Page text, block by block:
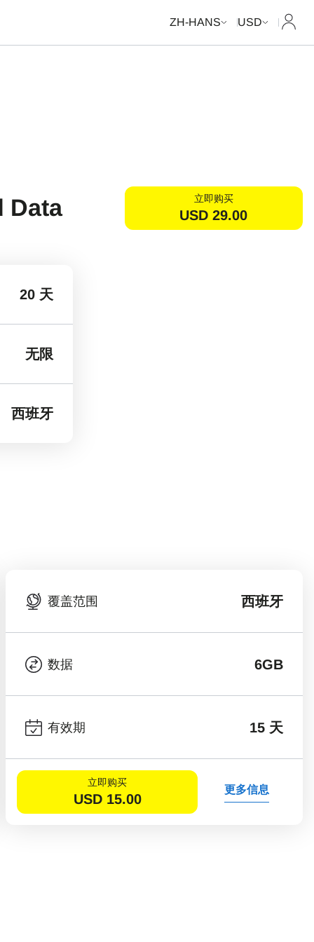
ZH-HANS USD 我的
Data 立即购买
USD 29.00
20 天
无限
西班牙
覆盖范围 西班牙
数据 6GB
有效期 15 天
立即购买
USD 15.00
更多信息